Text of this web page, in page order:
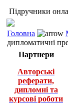
Підручники
Головна
дипломатичні
Партнери
Авторські
реферати,
дипломні та
курсові роботи